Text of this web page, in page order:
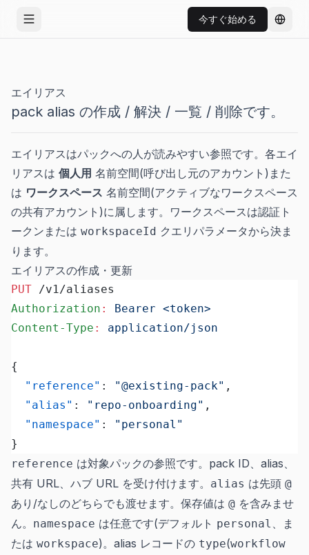
メニューを開く 今すぐ始める 言語
エイリアス
pack alias の作成 / 解決 / 一覧 / 削除です。
エイリアスはパックへの人が読みやすい参照です。各エイ
リアスは 個人用 名前空間(呼び出し元のアカウント)また
は ワークスペース 名前空間(アクティブなワークスペース
の共有アカウント)に属します。ワークスペースは認証ト
ークンまたは workspaceId クエリパラメータから決ま
ります。
エイリアスの作成・更新
PUT /v1/aliases
Authorization :
Bearer <token>
Content-Type : application/json
{
  "reference"
: "@existing-pack" ,
  "alias"
: "repo-onboarding" ,
  "namespace"
:
"personal"
}
reference は対象パックの参照です。pack ID、alias、
共有 URL、ハブ URL を受け付けます。 alias は先頭 @
あり/なしのどちらでも渡せます。保存値は @ を含みませ
ん。 namespace は任意です(デフォルト personal 、ま
たは workspace)。alias レコードの type(workflow